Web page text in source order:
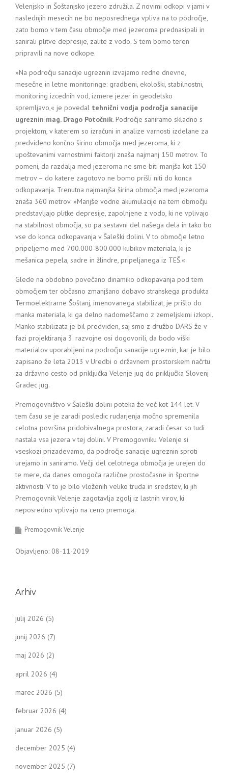
Velenjsko in Šoštanjsko jezero združila. Z novimi odkopi v jami v
naslednjih mesecih ne bo neposrednega vpliva na to področje,
zato bomo v tem času območje med jezeroma prednasipali in
sanirali plitve depresije, zalite z vodo. S tem bomo teren
pripravili na nove odkope.
»Na področju sanacije ugreznin izvajamo redne dnevne,
mesečne in letne monitoringe: gradbeni, ekološki, stabilnostni,
monitoring izcednih vod, izmere jezer in geodetsko
spremljavo,« je povedal tehnični vodja področja sanacije
ugreznin mag. Drago Potočnik. Področje saniramo skladno s
projektom, v katerem so izračuni in analize varnosti izdelane za
predvideno končno širino območja med jezeroma, ki z
upoštevanimi varnostnimi faktorji znaša najmanj 150 metrov. To
pomeni, da razdalja med jezeroma ne sme biti manjša kot 150
metrov – do katere zagotovo ne bomo prišli niti do konca
odkopavanja. Trenutna najmanjša širina območja med jezeroma
znaša 360 metrov. »Manjše vodne akumulacije na tem območju
predstavljajo plitke depresije, zapolnjene z vodo, ki ne vplivajo
na stabilnost območja, so pa sestavni del našega dela in tako bo
vse do konca odkopavanja v Šaleški dolini. V to območje letno
pripeljemo med 700.000-800.000 kubikov materiala, ki je
mešanica pepela, sadre in žlindre, pripeljanega iz TEŠ.«
Glede na obdobno povečano dinamiko odkopavanja pod tem
območjem ter občasno zmanjšano dobavo stranskega produkta
Termoelektrarne Šoštanj, imenovanega stabilizat, je prišlo do
manka materiala, ki ga delno nadomeščamo z zemeljskimi izkopi.
Manko stabilizata je bil predviden, saj smo z družbo DARS že v
fazi projektiranja 3. razvojne osi dogovorili, da bodo viški
materialov uporabljeni na področju sanacije ugreznin, kar je bilo
zapisano že leta 2013 v Uredbi o državnem prostorskem načrtu
za državno cesto od priključka Velenje jug do priključka Slovenj
Gradec jug.
Premogovništvo v Šaleški dolini poteka že več kot 144 let. V
tem času se je zaradi posledic rudarjenja močno spremenila
celotna površina pridobivalnega prostora, zaradi česar so tudi
nastala vsa jezera v tej dolini. V Premogovniku Velenje si
vseskozi prizadevamo, da področje sanacije ugreznin sproti
urejamo in saniramo. Večji del celotnega območja je urejen do
te mere, da danes omogoča različne prostočasne in športne
aktivnosti. V to je bilo vloženih veliko truda in sredstev, ki jih
Premogovnik Velenje zagotavlja zgolj iz lastnih virov, ki
neposredno vplivajo na ceno premoga.
Premogovnik Velenje
Objavljeno: 08-11-2019
Arhiv
julij 2026 (5)
junij 2026 (7)
maj 2026 (2)
april 2026 (4)
marec 2026 (5)
februar 2026 (4)
januar 2026 (5)
december 2025 (4)
november 2025 (7)